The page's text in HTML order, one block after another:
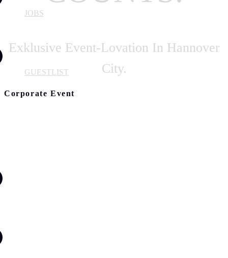
JOBS
GUESTLIST
Exklusive Event-Lovation In Hannover
City.
Corporate Event